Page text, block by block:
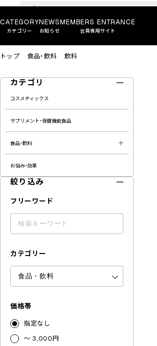
CATEGORY
カテゴリー
NEWS
お知らせ
MEMBERS ENTRANCE
会員専用サイト
トップ 食品・飲料 飲料
カテゴリ
コスメティックス
サプリメント・保健機能食品
食品・飲料
お悩み・効果
絞り込み
フリーワード
カテゴリー
価格帯
指定なし
～ 3,000円